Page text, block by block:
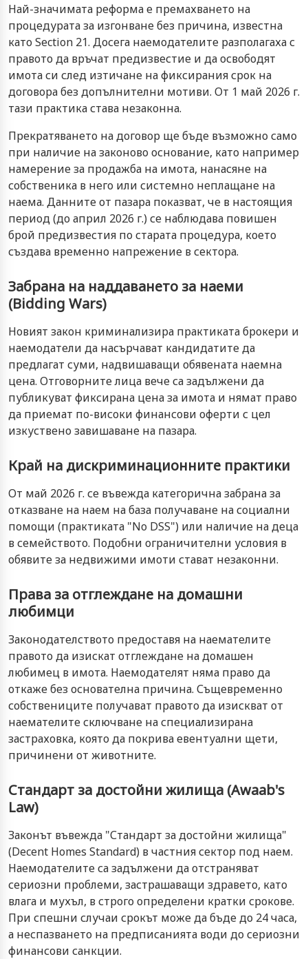
Най-значимата реформа е премахването на
процедурата за изгонване без причина, известна
като Section 21. Досега наемодателите разполагаха с
правото да връчат предизвестие и да освободят
имота си след изтичане на фиксирания срок на
договора без допълнителни мотиви. От 1 май 2026 г.
тази практика става незаконна.
Прекратяването на договор ще бъде възможно само
при наличие на законово основание, като например
намерение за продажба на имота, нанасяне на
собственика в него или системно неплащане на
наема. Данните от пазара показват, че в настоящия
период (до април 2026 г.) се наблюдава повишен
брой предизвестия по старата процедура, което
създава временно напрежение в сектора.
Забрана на наддаването за наеми
(Bidding Wars)
Новият закон криминализира практиката брокери и
наемодатели да насърчават кандидатите да
предлагат суми, надвишаващи обявената наемна
цена. Отговорните лица вече са задължени да
публикуват фиксирана цена за имота и нямат право
да приемат по-високи финансови оферти с цел
изкуствено завишаване на пазара.
Край на дискриминационните практики
От май 2026 г. се въвежда категорична забрана за
отказване на наем на база получаване на социални
помощи (практиката "No DSS") или наличие на деца
в семейството. Подобни ограничителни условия в
обявите за недвижими имоти стават незаконни.
Права за отглеждане на домашни
любимци
Законодателството предоставя на наемателите
правото да изискат отглеждане на домашен
любимец в имота. Наемодателят няма право да
откаже без основателна причина. Същевременно
собствениците получават правото да изискват от
наемателите сключване на специализирана
застраховка, която да покрива евентуални щети,
причинени от животните.
Стандарт за достойни жилища (Awaab's
Law)
Законът въвежда "Стандарт за достойни жилища"
(Decent Homes Standard) в частния сектор под наем.
Наемодателите са задължени да отстраняват
сериозни проблеми, застрашаващи здравето, като
влага и мухъл, в строго определени кратки срокове.
При спешни случаи срокът може да бъде до 24 часа,
а неспазването на предписанията води до сериозни
финансови санкции.